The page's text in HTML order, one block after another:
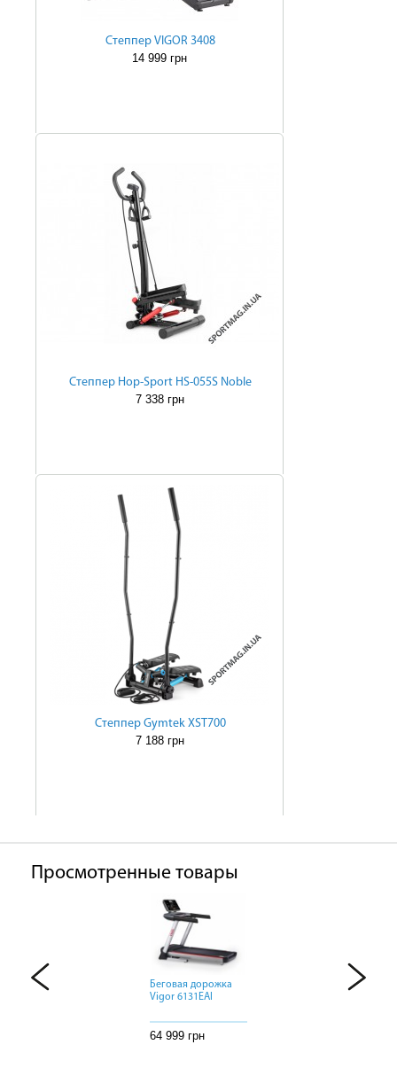
Степпер VIGOR 3408
14 999 грн
Степпер Hop-Sport HS-055S Noble
7 338 грн
Степпер Gymtek XST700
7 188 грн
Просмотренные товары
Беговая дорожка
Беговая дорожка
Vigor 6131EAI
64 999 грн
Беговая дорожка